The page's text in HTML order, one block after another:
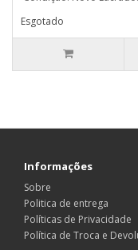
Esgotado
Informações
Sobre
Politica de entrega
Políticas de Privacidade
Política de Troca e